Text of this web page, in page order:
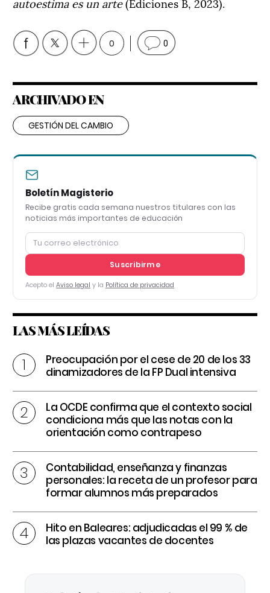
0 0
ARCHIVADO EN
GESTIÓN DEL CAMBIO
Boletín Magisterio
Recibe gratis cada semana nuestros titulares con las
noticias más importantes de educación
Suscribirme
Acepto el Aviso legal y la Política de privacidad
LAS MÁS LEÍDAS
Preocupación por el cese de 20 de los 33
dinamizadores de la FP Dual intensiva
La OCDE confirma que el contexto social
condiciona más que las notas con la
orientación como contrapeso
Contabilidad, enseñanza y finanzas
personales: la receta de un profesor para
formar alumnos más preparados
Hito en Baleares: adjudicadas el 99 % de
las plazas vacantes de docentes